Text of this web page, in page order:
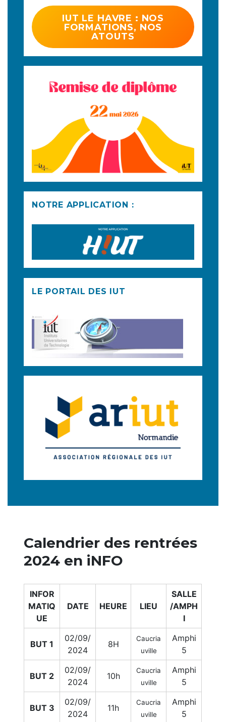
IUT LE HAVRE : NOS
FORMATIONS, NOS
ATOUTS
NOTRE APPLICATION :
LE PORTAIL DES IUT
Calendrier des rentrées
2024 en iNFO
INFOR
MATIQ
UE
DATE HEURE LIEU
SALLE
/AMPH
I
BUT 1
02/09/
2024
8H
Caucria
uville
Amphi
5
BUT 2
02/09/
2024
10h
Caucria
uville
Amphi
5
BUT 3
02/09/
2024
11h
Caucria
uville
Amphi
5